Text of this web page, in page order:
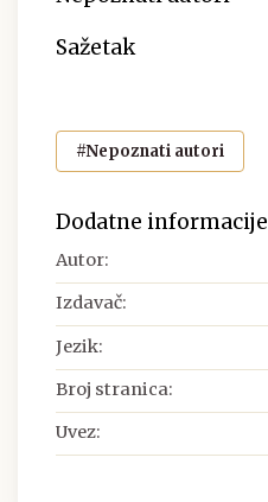
Sažetak
#Nepoznati autori
Dodatne informacije
Autor:
Izdavač:
Jezik:
Broj stranica:
Uvez: